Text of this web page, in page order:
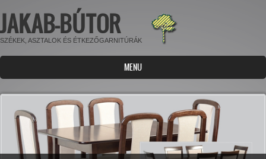
Ugrás a tartalomra
JAKAB-BÚTOR
SZÉKEK, ASZTALOK ÉS ÉTKEZŐGARNITÚRÁK
MENU